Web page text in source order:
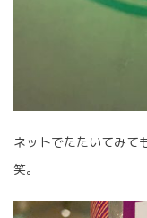
ネットでたたいてみて
笑。